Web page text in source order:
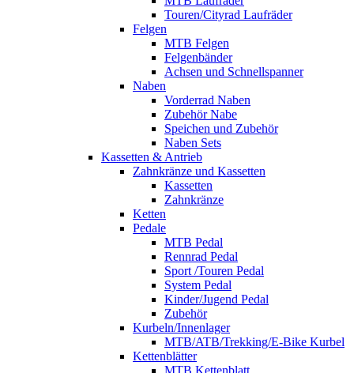
Touren/Cityrad Laufräder
Felgen
MTB Felgen
Felgenbänder
Achsen und Schnellspanner
Naben
Vorderrad Naben
Zubehör Nabe
Speichen und Zubehör
Naben Sets
Kassetten & Antrieb
Zahnkränze und Kassetten
Kassetten
Zahnkränze
Ketten
Pedale
MTB Pedal
Rennrad Pedal
Sport /Touren Pedal
System Pedal
Kinder/Jugend Pedal
Zubehör
Kurbeln/Innenlager
MTB/ATB/Trekking/E-Bike Kurbel
Kettenblätter
MTB Kettenblatt